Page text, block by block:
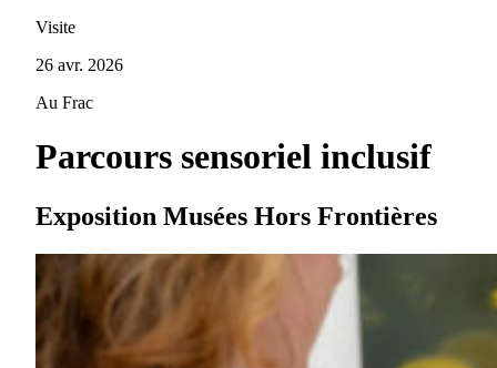
Visite
26 avr. 2026
Au Frac
Parcours sensoriel inclusif
Exposition Musées Hors Frontières